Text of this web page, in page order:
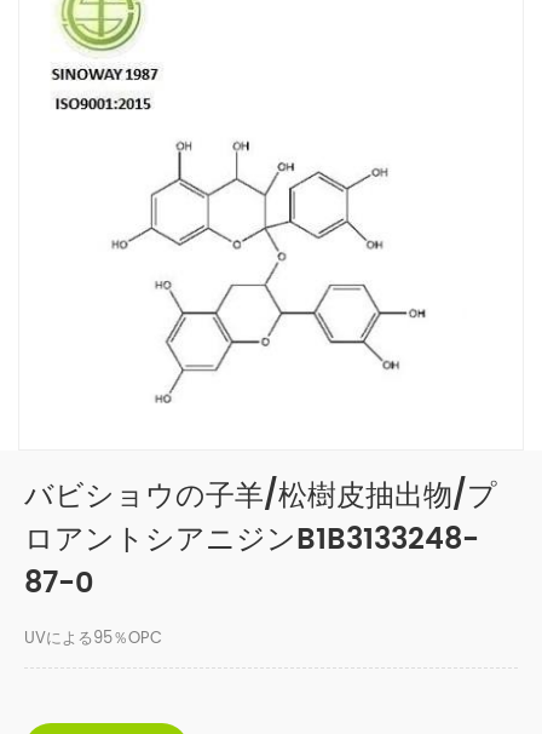
バビショウの子羊/松樹皮抽出物/プ
ロアントシアニジンB1B3133248-
87-0
UVによる95％OPC